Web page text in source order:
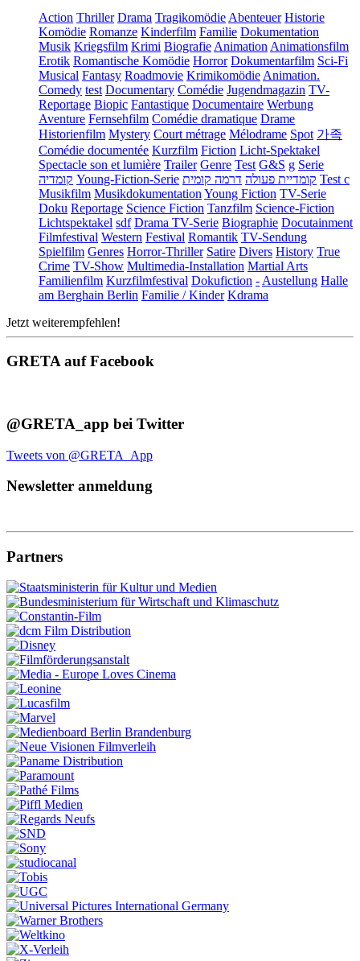
Action Thriller Drama Tragikomödie Abenteuer Historie
Komödie Romanze Kinderfilm Familie Dokumentation
Musik Kriegsfilm Krimi Biografie Animation Animationsfilm
Erotik Romantische Komödie Horror Dokumentarfilm Sci-Fi
Musical Fantasy Roadmovie Krimikomödie Animation.
Comedy test Documentary Comédie Jugendmagazin TV-
Reportage Biopic Fantastique Documentaire Werbung
Aventure Fernsehfilm Comédie dramatique Drame
Historienfilm Mystery Court métrage Mélodrame Spot 가족
Comédie documentée Kurzfilm Fiction Licht-Spektakel
Spectacle son et lumière Trailer Genre Test G&S g Serie
קומדיה Young-Fiction-Serie קומדיית פעולה דרמה קומית
Test c
Musikfilm Musikdokumentation Young Fiction TV-Serie
Doku Reportage Science Fiction Tanzfilm Science-Fiction
Lichtspektakel sdf Drama TV-Serie Biographie Docutainment
Filmfestival Western Festival Romantik TV-Sendung
Spielfilm Genres Horror-Thriller Satire Divers History True
Crime TV-Show Multimedia-Installation Martial Arts
Familienfilm Kurzfilmfestival Dokufiction - Austellung Halle
am Berghain Berlin Familie / Kinder Kdrama
Jetzt weiterempfehlen!
GRETA auf Facebook
@GRETA_app bei Twitter
Tweets von @GRETA_App
Newsletter anmeldung
Partners